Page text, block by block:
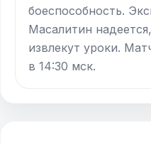
боеспособность.
Масалитин
извлекут уроки.
в 14:30 мск.